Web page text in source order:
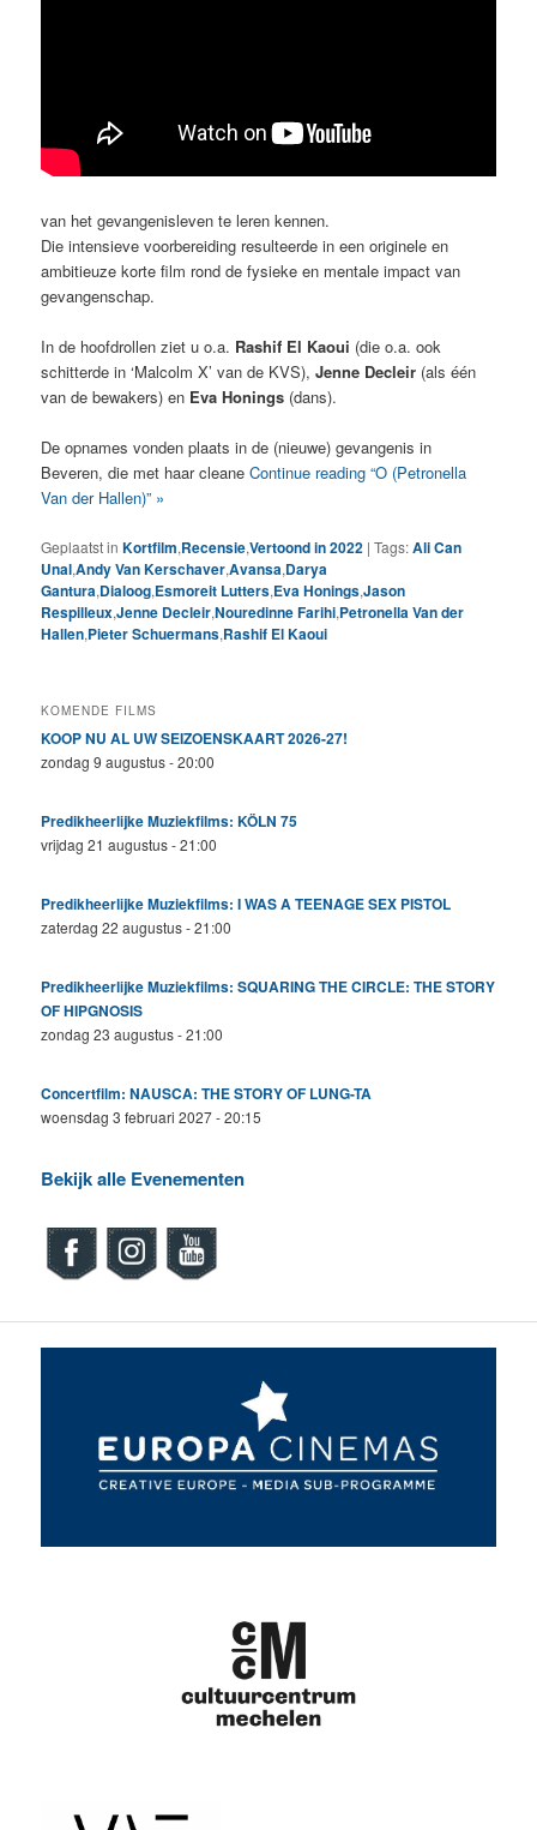
van het gevangenisleven te leren kennen.
Die intensieve voorbereiding resulteerde in een originele en
ambitieuze korte film rond de fysieke en mentale impact van
gevangenschap.
In de hoofdrollen ziet u o.a. Rashif El Kaoui (die o.a. ook
schitterde in ‘Malcolm X’ van de KVS),Jenne Decleir (als één
van de bewakers) en Eva Honings (dans).
De opnames vonden plaats in de (nieuwe) gevangenis in
Beveren, die met haar cleaneContinue reading “O (Petronella
Van der Hallen)” »
Geplaatst in Kortfilm,Recensie,Vertoond in 2022 |Tags:Ali Can
Unal,Andy Van Kerschaver,Avansa,Darya
Gantura,Dialoog,Esmoreit Lutters,Eva Honings,Jason
Respilleux,Jenne Decleir,Nouredinne Farihi,Petronella Van der
Hallen,Pieter Schuermans,Rashif El Kaoui
KOMENDE FILMS
KOOP NU AL UW SEIZOENSKAART 2026-27!
zondag 9 augustus - 20:00
Predikheerlijke Muziekfilms: KÖLN 75
vrijdag 21 augustus - 21:00
Predikheerlijke Muziekfilms: I WAS A TEENAGE SEX PISTOL
zaterdag 22 augustus - 21:00
Predikheerlijke Muziekfilms: SQUARING THE CIRCLE: THE STORY
OF HIPGNOSIS
zondag 23 augustus - 21:00
Concertfilm: NAUSCA: THE STORY OF LUNG-TA
woensdag 3 februari 2027 - 20:15
Bekijk alle Evenementen